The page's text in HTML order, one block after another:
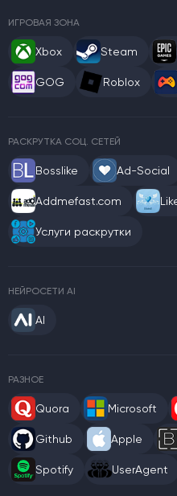
ИГРОВАЯ ЗОНА
Xbox Steam
GOG Roblox
РАСКРУТКА СОЦ. СЕТЕЙ
Bosslike Ad-Social
Addmefast.com
Услуги раскрутки
НЕЙРОСЕТИ AI
AI
РАЗНОЕ
Quora Microsoft
Github Apple
Spotify UserAgent